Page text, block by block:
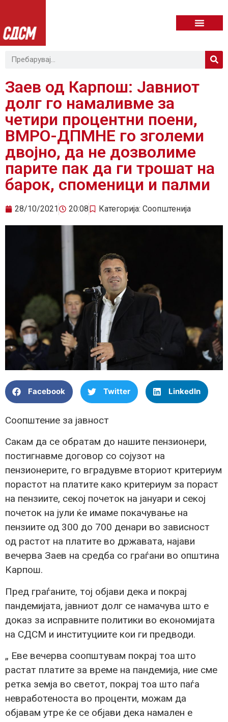
Заев од Карпош: Јавниот
долг го намаливме за
четири процентни поени,
ВМРО-ДПМНЕ го зголеми
двојно, да не дозволиме
парите пак да ги трошат на
барок, споменици и палми
28/10/2021 20:08 Категорија: Соопштенија
Facebook Twitter LinkedIn
Соопштение за јавност
Сакам да се обратам до нашите пензионери,
постигнавме договор со сојузот на
пензионерите, го вградувме вториот критериум
порастот на платите како критериум за пораст
на пензиите, секој почеток на јануари и секој
почеток на јули ќе имаме покачување на
пензиите од 300 до 700 денари во зависност
од растот на платите во државата, најави
вечерва Заев на средба со граѓани во општина
Карпош.
Пред граѓаните, тој објави дека и покрај
пандемијата, јавниот долг се намачува што е
доказ за исправните политики во економијата
на СДСМ и институциите кои ги предводи.
„ Еве вечерва соопштувам покрај тоа што
растат платите за време на пандемија, ние сме
ретка земја во светот, покрај тоа што паѓа
невработеноста во проценти, можам да
објавам утре ќе се објави дека намален е